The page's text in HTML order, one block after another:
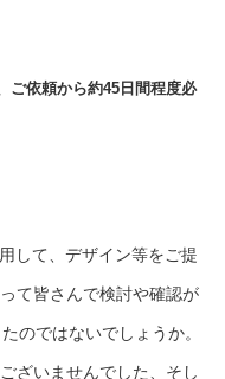
ご依頼から約45日間程度必
して、デザイン等をご提
て皆さんで検討や確認が
のではないでしょうか。
ざいませんでした、そし